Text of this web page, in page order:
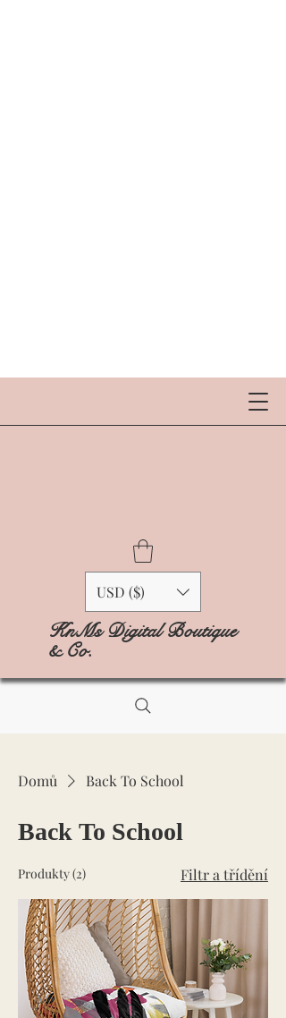
USD ($)
KnMs Digital Boutique
& Co.
Domů Back To School
Back To School
Produkty (2) Filtr a třídění